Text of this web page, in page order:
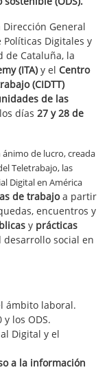
General
Digitales y
de Cataluña, la
(ITA)y el Centro
(CIDTT)
de las
los días 27 y 28 de
ánimo de lucro, creada
Teletrabajo, las
Digital en América
de trabajoa partir
encuentros y
y prácticas
social en
ámbito laboral.
los ODS.
Digital y el
a la información